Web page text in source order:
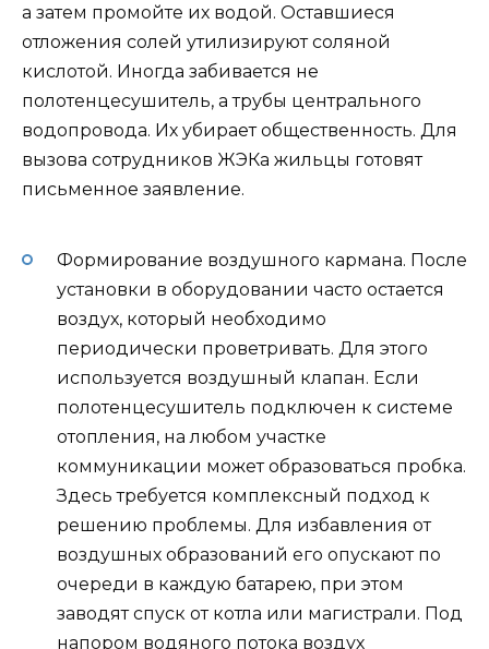
а затем промойте их водой. Оставшиеся
отложения солей утилизируют соляной
кислотой. Иногда забивается не
полотенцесушитель, а трубы центрального
водопровода. Их убирает общественность. Для
вызова сотрудников ЖЭКа жильцы готовят
письменное заявление.
Формирование воздушного кармана. После
установки в оборудовании часто остается
воздух, который необходимо
периодически проветривать. Для этого
используется воздушный клапан. Если
полотенцесушитель подключен к системе
отопления, на любом участке
коммуникации может образоваться пробка.
Здесь требуется комплексный подход к
решению проблемы. Для избавления от
воздушных образований его опускают по
очереди в каждую батарею, при этом
заводят спуск от котла или магистрали. Под
напором водяного потока воздух